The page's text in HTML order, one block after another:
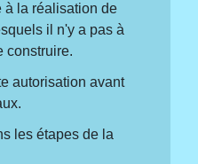
à la réalisation de
il n'y a pas à
construire.
autorisation avant
les étapes de la